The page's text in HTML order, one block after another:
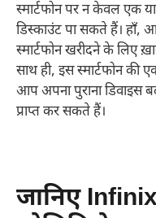
स्मार्टफोन पर न केवल एक
डिस्काउंट पा सकते हैं। हाँ,
स्मार्टफोन खरीदने के लिए
साथ ही, इस स्मार्टफोन
आप अपना पुराना डिवाइस
प्राप्त कर सकते हैं।
जानिए